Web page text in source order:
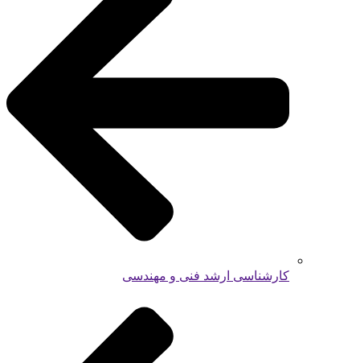
کارشناسی ارشد فنی و مهندسی